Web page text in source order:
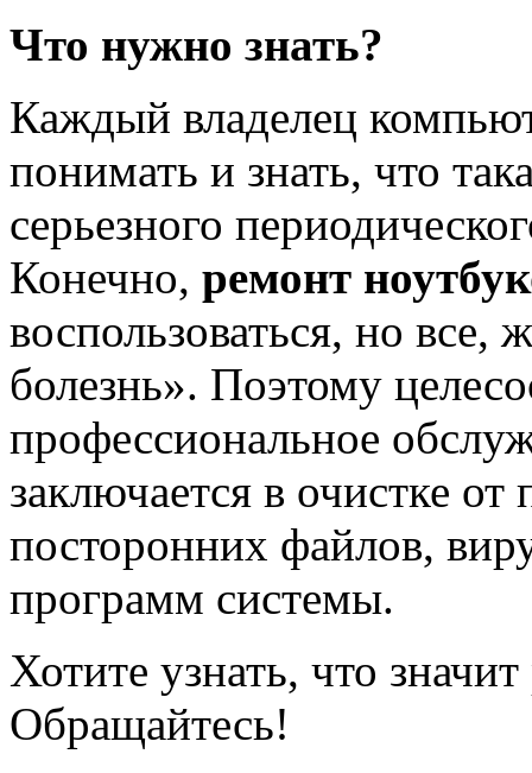
Что нужно знать?
Каждый владелец
понимать и знать, что
серьезного
Конечно, ремонт
воспользоваться, но все,
болезнь». Поэтому
профессиональное
заключается в очистке
посторонних файлов,
программ системы.
Хотите узнать, что
Обращайтесь!